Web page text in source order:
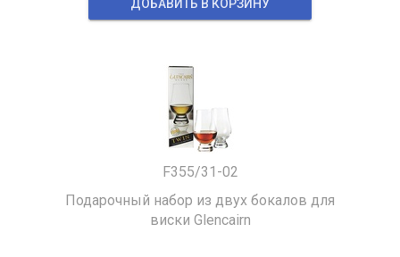
ДОБАВИТЬ В КОРЗИНУ
F355/31-02
Подарочный набор из двух бокалов для
виски Glencairn